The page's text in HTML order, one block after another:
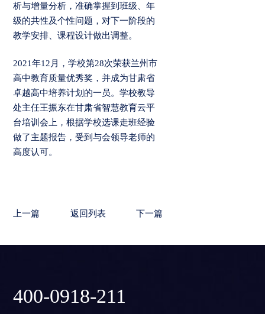
析与增量分析，准确掌握到班级、年
级的共性及个性问题，对下一阶段的
教学安排、课程设计做出调整。
2021年12月，学校第28次荣获兰州市
高中教育质量优秀奖，并成为甘肃省
卓越高中培养计划的一员。学校教导
处主任王振东在甘肃省智慧教育云平
台培训会上，根据学校选课走班经验
做了主题报告，受到与会领导老师的
高度认可。
上一篇 返回列表 下一篇
400-0918-211